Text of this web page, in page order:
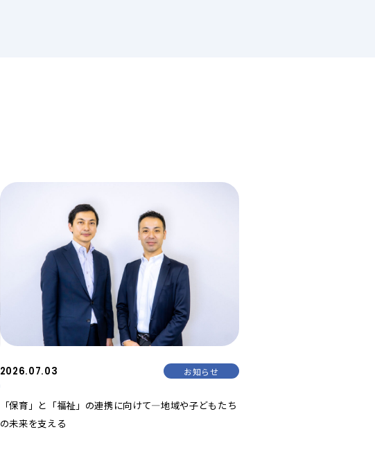
2026.07.03 お知らせ
「保育」と「福祉」の連携に向けて―地域や子どもたち
の未来を支える